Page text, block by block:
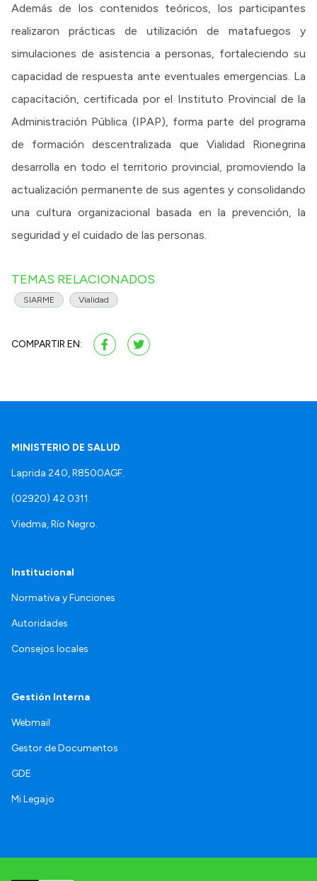
Además de los contenidos teóricos, los participantes
realizaron prácticas de utilización de matafuegos y
simulaciones de asistencia a personas, fortaleciendo su
capacidad de respuesta ante eventuales emergencias. La
capacitación, certificada por el Instituto Provincial de la
Administración Pública (IPAP), forma parte del programa
de formación descentralizada que Vialidad Rionegrina
desarrolla en todo el territorio provincial, promoviendo la
actualización permanente de sus agentes y consolidando
una cultura organizacional basada en la prevención, la
seguridad y el cuidado de las personas.
TEMAS RELACIONADOS
SIARME Vialidad
COMPARTIR EN:
MINISTERIO DE SALUD
Laprida 240, R8500AGF.
(02920) 42 0311.
Viedma, Río Negro.
Institucional
Normativa y Funciones
Autoridades
Consejos locales
Gestión Interna
Webmail
Gestor de Documentos
GDE
Mi Legajo